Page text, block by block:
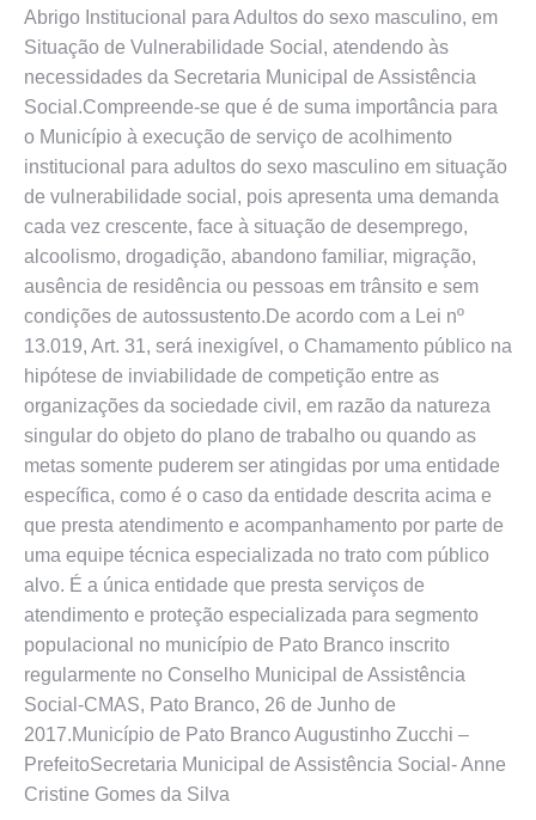
Abrigo Institucional para Adultos do sexo masculino, em
Situação de Vulnerabilidade Social, atendendo às
necessidades da Secretaria Municipal de Assistência
Social.Compreende-se que é de suma importância para
o Município à execução de serviço de acolhimento
institucional para adultos do sexo masculino em situação
de vulnerabilidade social, pois apresenta uma demanda
cada vez crescente, face à situação de desemprego,
alcoolismo, drogadição, abandono familiar, migração,
ausência de residência ou pessoas em trânsito e sem
condições de autossustento.De acordo com a Lei nº
13.019, Art. 31, será inexigível, o Chamamento público na
hipótese de inviabilidade de competição entre as
organizações da sociedade civil, em razão da natureza
singular do objeto do plano de trabalho ou quando as
metas somente puderem ser atingidas por uma entidade
específica, como é o caso da entidade descrita acima e
que presta atendimento e acompanhamento por parte de
uma equipe técnica especializada no trato com público
alvo. É a única entidade que presta serviços de
atendimento e proteção especializada para segmento
populacional no município de Pato Branco inscrito
regularmente no Conselho Municipal de Assistência
Social-CMAS, Pato Branco, 26 de Junho de
2017.Município de Pato Branco Augustinho Zucchi –
PrefeitoSecretaria Municipal de Assistência Social- Anne
Cristine Gomes da Silva